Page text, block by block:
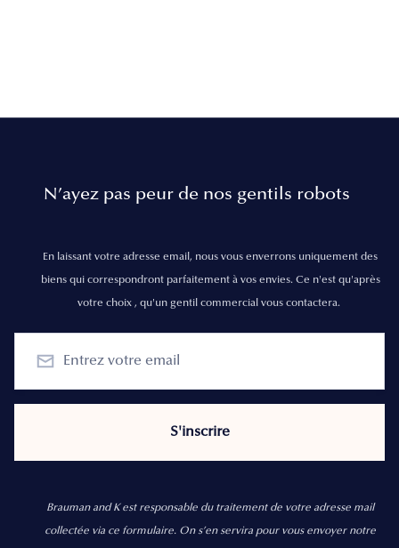
N’ayez pas peur de nos gentils robots
En laissant votre adresse email, nous vous enverrons uniquement des
biens qui correspondront parfaitement à vos envies. Ce n'est qu'après
votre choix , qu'un gentil commercial vous contactera.
Brauman and K est responsable du traitement de votre adresse mail
collectée via ce formulaire. On s’en servira pour vous envoyer notre